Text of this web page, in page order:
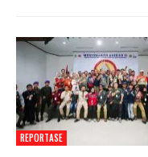
REPORTASE